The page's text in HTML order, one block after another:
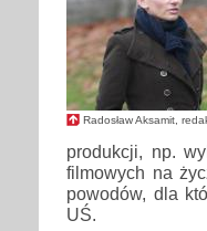
Radosław Aksamit,
produkcji, np.
filmowych na
powodów, dla
UŚ.